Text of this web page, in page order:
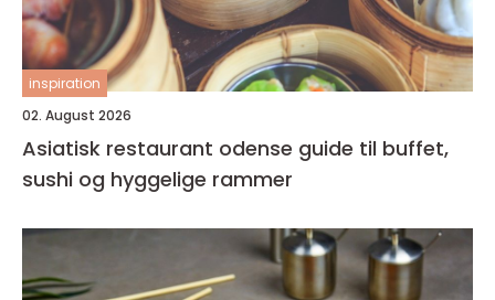
inspiration
02. August 2026
Asiatisk restaurant odense guide til buffet,
sushi og hyggelige rammer